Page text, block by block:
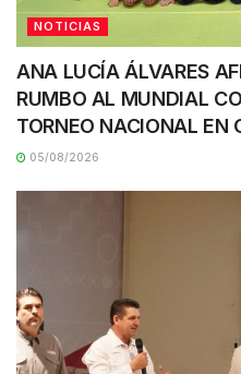
NOTICIAS
ANA LUCÍA ÁLVARES
RUMBO AL MUNDIAL
TORNEO NACIONAL EN
05/08/2026